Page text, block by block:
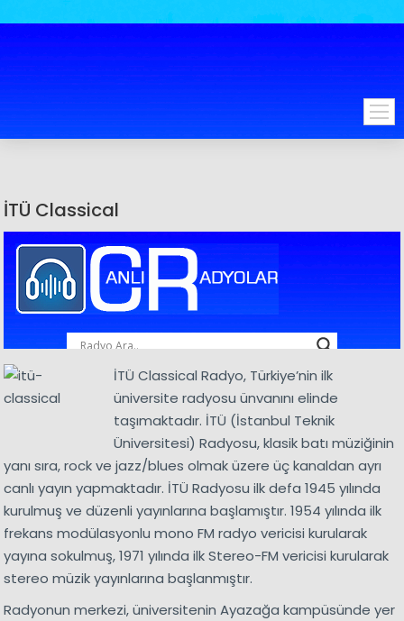
İTÜ Classical
İTÜ Classical Radyo, Türkiye’nin ilk
üniversite radyosu ünvanını elinde
taşımaktadır. İTÜ (İstanbul Teknik
Üniversitesi) Radyosu, klasik batı müziğinin
yanı sıra, rock ve jazz/blues olmak üzere üç kanaldan ayrı
canlı yayın yapmaktadır. İTÜ Radyosu ilk defa 1945 yılında
kurulmuş ve düzenli yayınlarına başlamıştır. 1954 yılında ilk
frekans modülasyonlu mono FM radyo vericisi kurularak
yayına sokulmuş, 1971 yılında ilk Stereo-FM vericisi kurularak
stereo müzik yayınlarına başlanmıştır.
Radyonun merkezi, üniversitenin Ayazağa kampüsünde yer